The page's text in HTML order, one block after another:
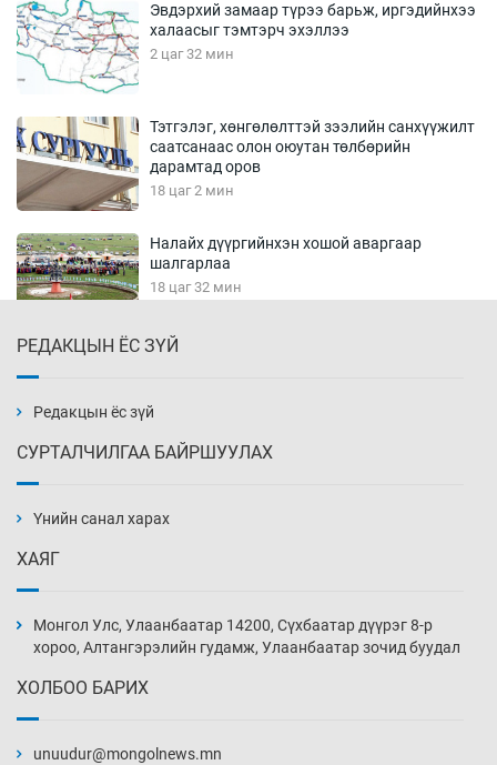
Эвдэрхий замаар түрээ барьж, иргэдийнхээ
халаасыг тэмтэрч эхэллээ
2 цаг 32 мин
Тэтгэлэг, хөнгөлөлттэй зээлийн санхүүжилт
саатсанаас олон оюутан төлбөрийн
дарамтад оров
18 цаг 2 мин
Налайх дүүргийнхэн хошой аваргаар
шалгарлаа
18 цаг 32 мин
19 цаг 2 мин
19 цаг 32 мин
19 цаг 32 мин
20 цаг 2 мин
РЕДАКЦЫН ЁС ЗҮЙ
Редакцын ёс зүй
СУРТАЛЧИЛГАА БАЙРШУУЛАХ
Үнийн санал харах
ХАЯГ
Монгол Улс, Улаанбаатар 14200, Сүхбаатар дүүрэг 8-р
хороо, Алтангэрэлийн гудамж, Улаанбаатар зочид буудал
ХОЛБОО БАРИХ
unuudur@mongolnews.mn